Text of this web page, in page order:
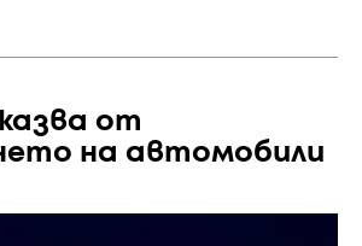
от
на автомобили